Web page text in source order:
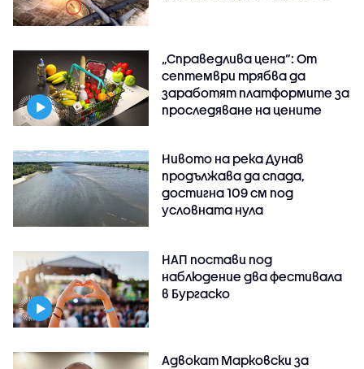
„Справедлива цена“: От
септември трябва да
заработят платформите за
проследяване на цените
Нивото на река Дунав
продължава да спада,
достигна 109 см под
условната нула
НАП постави под
наблюдение два фестивала
в Бургаско
Адвокат Марковски за